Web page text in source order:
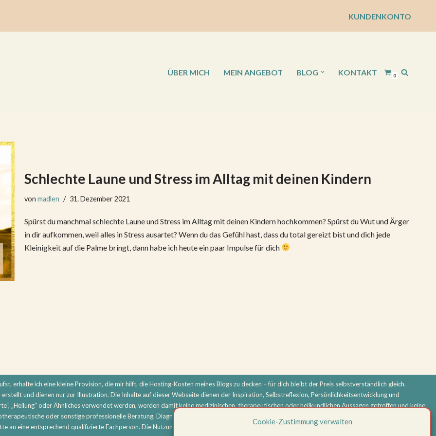
Cookie-Zustimmung verwalten
KUNDENKONTO
ÜBER MICH MEIN ANGEBOT BLOG KONTAKT 0
Schlechte Laune und Stress im Alltag mit deinen Kindern
von madlen 31. Dezember 2021
Spürst du manchmal schlechte Laune und Stress im Alltag mit deinen Kindern hochkommen? Spürst du Wut und Ärger
in dir aufkommen, weil alles in Stress ausartet? Wenn du das Gefühl hast, dass du total gereizt bist und dich jede
Kleinigkeit auf die Palme bringt, dann habe ich heute ein paar Impulse für dich
erhalte ich eine kleine Provision, die mir hilft, die Hosting-Kosten meines Blogs zu decken – für dich bleibt der Preis selbstverständlich gleich.
und dienen nur zur Illustration. Die Inhalte auf dieser Webseite dienen der Inspiration, Selbstreflexion, Persönlichkeitsentwicklung und
„Heilung“ oder Ähnliches verwendet werden, werden damit keine medizinischen, therapeutischen oder heilkundlichen Aussagen getroffen und keine
oder sonstige professionelle Beratung, Diagnose oder Behandlung. Bei körperlichen oder psychischen Beschwerden oder ernsthaften
an eine entsprechend qualifizierte Fachperson. Die Nutzung aller Inhalte erfolgt eigenverantwortlich.